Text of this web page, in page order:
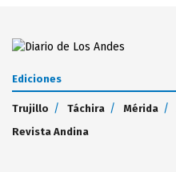
Ediciones
Trujillo Táchira Mérida
Revista Andina